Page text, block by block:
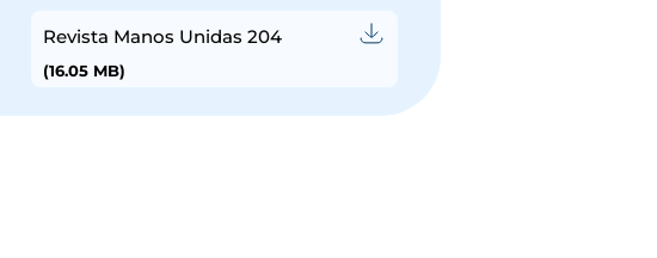
Revista Manos Unidas 204
(16.05 MB)